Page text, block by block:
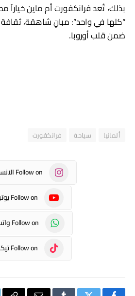
بذلك، تُعد فرانكفورت أم ماين خياراً
“كلها في واحد”: مبانٍ شاهقة، ثقافة
ضمن قلب أوروبا.
ألمانيا سياحة فرانكفورت
Follow on الانستغرام
Follow on يوتيوب
Follow on واتساب
Follow on تيكتوك